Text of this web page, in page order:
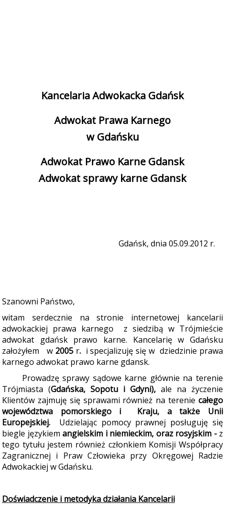
Kancelaria Adwokacka Gdańsk
Adwokat Prawa Karnego
w Gdańsku
Adwokat Prawo Karne Gdansk
Adwokat sprawy karne Gdansk
Gdańsk, dnia 05.09.2012 r.
Szanowni Państwo,
witam serdecznie na stronie internetowej kancelarii
adwokackiej prawa karnego
z siedzibą w Trójmieście
adwokat gdańsk prawo karne. Kancelarię w Gdańsku
założyłem w 2005r. i specjalizuję się w dziedzinie prawa
karnego adwokat prawo karne gdansk.
Prowadzę sprawy sądowe karne głównie na terenie
Trójmiasta (Gdańska, Sopotu i Gdyni), ale na życzenie
Klientów zajmuję się sprawami również na terenie całego
województwa pomorskiego i Kraju, a także
Unii
Europejskiej.
Udzielając pomocy prawnej posługuję się
biegle językiem angielskim i niemieckim, oraz rosyjskim - z
tego tytułu jestem również członkiem Komisji Współpracy
Zagranicznej i Praw Człowieka przy Okręgowej Radzie
Adwokackiej w Gdańsku.
Doświadczenie i metodyka działania Kancelarii